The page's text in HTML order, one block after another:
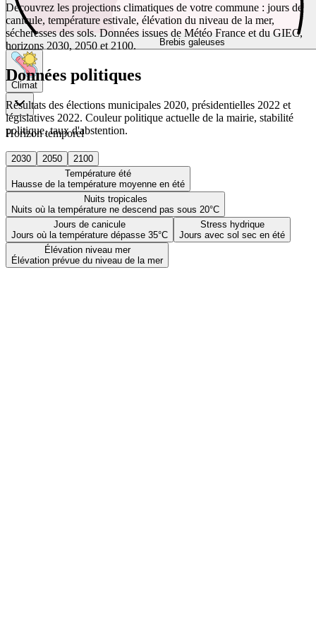
Brebis galeuses
Climat
Horizon temporel
2030 2050
2100
Température été
Hausse de la température moyenne en été
Nuits tropicales
Nuits où la température ne descend pas sous 20°C
Jours de canicule
Jours où la température dépasse 35°C
Stress hydrique
Jours avec sol sec en été
Élévation niveau mer
Élévation prévue du niveau de la mer
Découvrez les projections climatiques de votre commune : jours de
canicule, température estivale, élévation du niveau de la mer,
sécheresses des sols. Données issues de Météo France et du GIEC,
horizons 2030, 2050 et 2100.
Données politiques
Résultats des élections municipales 2020, présidentielles 2022 et
législatives 2022. Couleur politique actuelle de la mairie, stabilité
politique, taux d'abstention.